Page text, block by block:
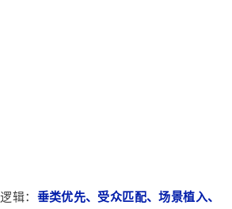
辑： 垂类优先、受众匹配、场景植入、